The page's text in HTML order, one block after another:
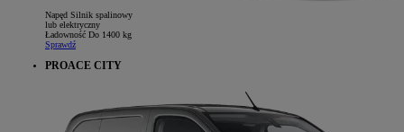
Napęd Silnik spalinowy
lub elektryczny
Ładowność Do 1400 kg
Sprawdź
PROACE CITY